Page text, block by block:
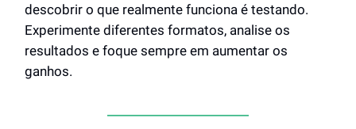
descobrir o que realmente funciona é testando.
Experimente diferentes formatos, analise os
resultados e foque sempre em aumentar os
ganhos.